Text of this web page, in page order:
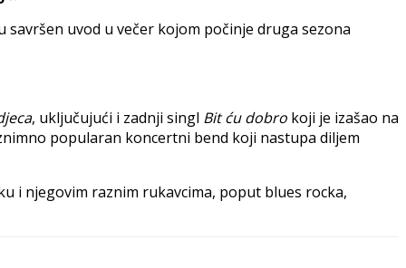
uvod u večer kojom počinje druga sezona
, uključujući i zadnji singl Bit ću dobro koji je izašao na
popularan koncertni bend koji nastupa diljem
i njegovim raznim rukavcima, poput blues rocka,